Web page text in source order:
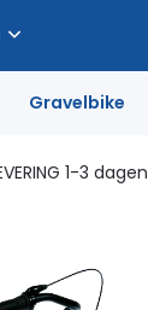
Gravelbike
1-3 dagen